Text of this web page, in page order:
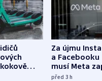
ve
Za újmu
a
musí Meta
půl miliardy
před 3h